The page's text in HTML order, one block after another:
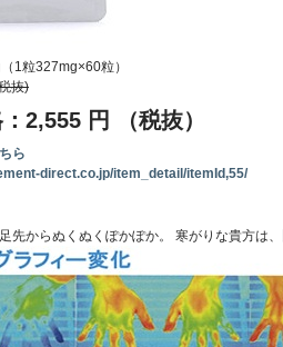
1粒327mg×60粒）
抜)
2,555 円 （税抜）
ら
direct.co.jp/item_detail/itemId,55/
先からぬくぬくぽかぽか。 寒がりな貴方は、